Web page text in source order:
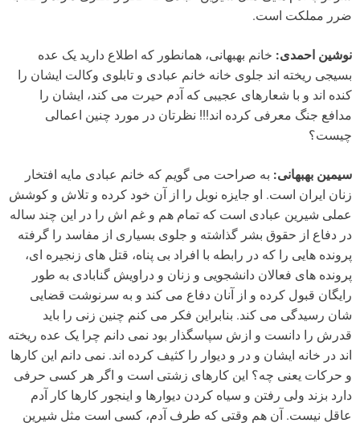
ضرر مملکت است.
نوشین احمدی: خانم بهبهانی، همانطور که اطلاع دارید یک عده
بسیجی ریخته اند جلوی خانه خانم عبادی و تابلوی وکالت ایشان را
کنده اند و با شعارهای عجیبی که آدم حیرت می کند، ایشان را
مدافع جنگ معرفی کرده اند!!! نظرتان در مورد چنین اعمالی
چیست؟
سیمین بهبهانی: به صراحت می گویم که خانم عبادی مایه افتخار
زنان ایران است. او جایزه نوبل را از آن خود کرده و تلاش و کوشش
عملی شیرین عبادی است که تمام هم و غم اش را در این چند ساله
در دفاع از حقوق بشر گذاشته و جلوی بسیاری از مفاسد را گرفته
پرونده هایی را که در رابطه با افراد بی پناه، قتل های زنجیره ای،
پرونده های فعالان دانشجویی و زنان و دراویش گنابادی به طور
رایگان قبول کرده و از آنان دفاع می کند و به سرنوشت قضایی
شان رسیدگی می کند. بنابراین فکر می کنم چنین زنی را باید
قدرش را دانست و ازش سپاسگذار بود نمی دانم چرا یک عده ریخته
اند در خانه ایشان و در و دیوار را کثیف کرده اند. نمی دانم این کارها
و حرکات یعنی چه؟ این کارهای زشتی است و اگر هر کسی حرفی
دارد بزند ولی رفتن و سیاه کردن دیوارها و اینجور کارها کار آدم
عاقل نیست. آن هم وقتی که طرف آدم، کسی است مثل شیرین